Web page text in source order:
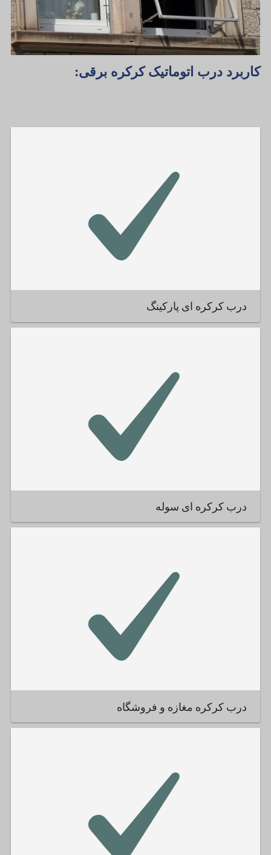
کاربرد درب اتوماتیک کرکره برقی:
درب کرکره ای پارکینگ
درب کرکره ای سوله
درب کرکره مغازه و فروشگاه